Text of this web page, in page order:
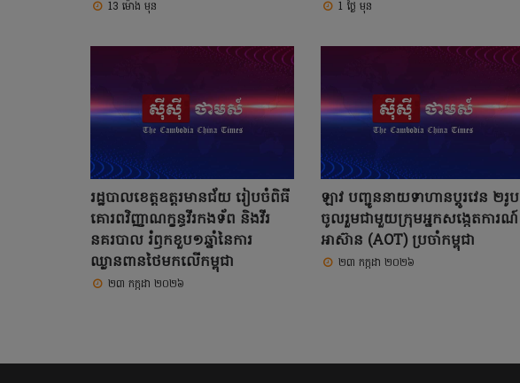
13 ម៉ោង មុន 1 ថ្ងៃ មុន
រដ្ឋបាលខេត្តឧត្ដរមានជ័យ រៀបចំពិធី
គោរពវិញ្ញាណក្ខន្ធវីរកងទ័ព និងវីរ
នគរបាល រំឭកខួប១ឆ្នាំនៃការ
ឈ្លានពានថៃមកលើកម្ពុជា
២៣ កក្កដា ២០២៦
ឡាវ បញ្ជូននាយទាហានប្តូរវេន ២រូប
ចូលរួមជាមួយក្រុមអ្នកសង្កេតការណ៍
អាស៊ាន (AOT) ប្រចាំកម្ពុជា
២៣ កក្កដា ២០២៦